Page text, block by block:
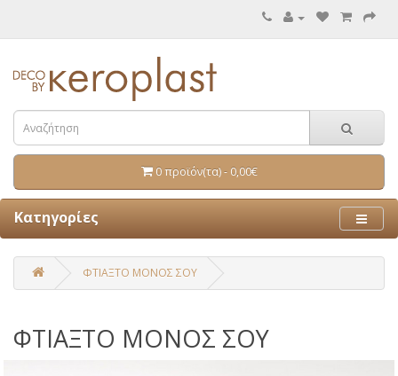
0 προϊόν(τα) - 0,00€
Κατηγορίες
ΦΤΙΑΞΤΟ ΜΟΝΟΣ ΣΟΥ
ΦΤΙΑΞΤΟ ΜΟΝΟΣ ΣΟΥ